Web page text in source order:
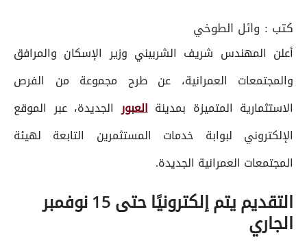
كتب : وائل الطوخي
أعلن المهندس شريف الشربيني وزير الإسكان والمرافق
والمجتمعات العمرانية، عن طرح مجموعة من الفرص
الاستثمارية المتميزة بمدينةالعبورالجديدة، عبر الموقع
الإلكتروني لبوابة خدمات المستثمرين التابعة لهيئة
المجتمعات العمرانية الجديدة.
التقديم يتم إلكترونيًا حتى 15 نوفمبر
الجاري